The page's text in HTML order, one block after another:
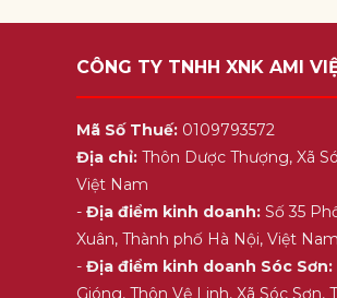
CÔNG TY TNHH XNK AMI
Mã Số Thuế: 0109793572
Địa chỉ: Thôn Dược Thượng, Xã
Việt Nam
-Địa điểm kinh doanh: Số 35
Xuân, Thành phố Hà Nội, Việt Nam
-Địa điểm kinh doanh Sóc Sơn:
Gióng, Thôn Vệ Linh, Xã Sóc